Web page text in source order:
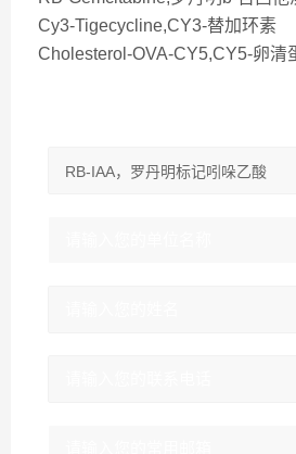
Cy3-Tigecycline,CY3-替加环素
Cholesterol-OVA-CY5,CY5-卵清